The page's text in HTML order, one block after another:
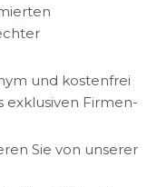
und kostenfrei
exklusiven Firmen-
Sie von unserer